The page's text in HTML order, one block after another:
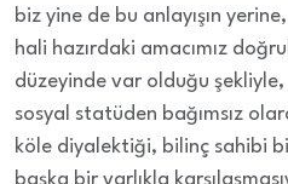
biz yine de bu anlayışın
hali hazırdaki amacımız
düzeyinde var olduğu
sosyal statüden bağımsız
köle diyalektiği, bilinç sahibi
başka bir varlıkla